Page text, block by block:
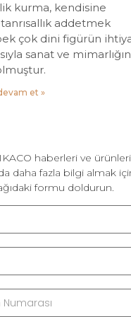
kurma, kendisine
addetmek
çok dini figürün
sanat ve mimarlığın
et »
haberleri ve ürünleri
daha fazla bilgi almak
formu doldurun.